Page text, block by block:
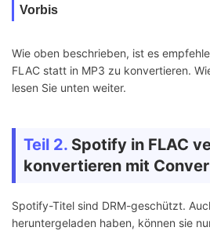
Vorbis
Wie oben beschrieben, ist es
FLAC statt in MP3 zu konvertieren.
lesen Sie unten weiter.
Teil 2. Spotify in FLAC
konvertieren mit
Spotify-Titel sind DRM-geschützt.
heruntergeladen haben, können sie